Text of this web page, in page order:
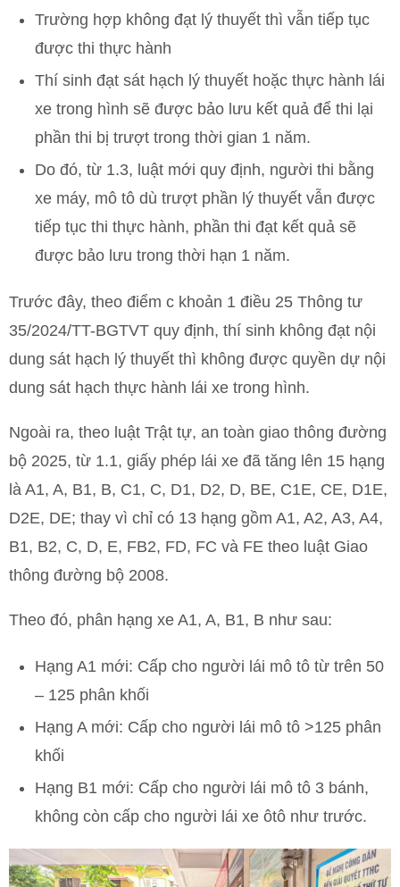
Trường hợp không đạt lý thuyết thì vẫn tiếp tục
được thi thực hành
Thí sinh đạt sát hạch lý thuyết hoặc thực hành lái
xe trong hình sẽ được bảo lưu kết quả để thi lại
phần thi bị trượt trong thời gian 1 năm.
Do đó, từ 1.3, luật mới quy định, người thi bằng
xe máy, mô tô dù trượt phần lý thuyết vẫn được
tiếp tục thi thực hành, phần thi đạt kết quả sẽ
được bảo lưu trong thời hạn 1 năm.
Trước đây, theo điểm c khoản 1 điều 25 Thông tư
35/2024/TT-BGTVT quy định, thí sinh không đạt nội
dung sát hạch lý thuyết thì không được quyền dự nội
dung sát hạch thực hành lái xe trong hình.
Ngoài ra, theo luật Trật tự, an toàn giao thông đường
bộ 2025, từ 1.1, giấy phép lái xe đã tăng lên 15 hạng
là A1, A, B1, B, C1, C, D1, D2, D, BE, C1E, CE, D1E,
D2E, DE; thay vì chỉ có 13 hạng gồm A1, A2, A3, A4,
B1, B2, C, D, E, FB2, FD, FC và FE theo luật Giao
thông đường bộ 2008.
Theo đó, phân hạng xe A1, A, B1, B như sau:
Hạng A1 mới: Cấp cho người lái mô tô từ trên 50
– 125 phân khối
Hạng A mới: Cấp cho người lái mô tô >125 phân
khối
Hạng B1 mới: Cấp cho người lái mô tô 3 bánh,
không còn cấp cho người lái xe ôtô như trước.